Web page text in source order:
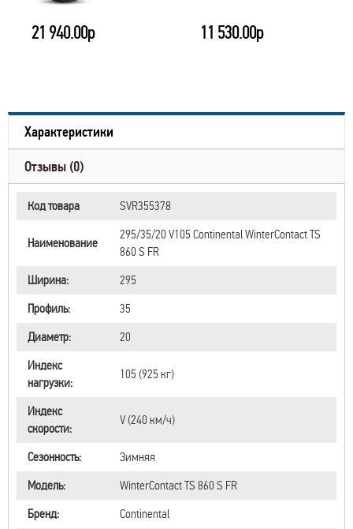
21 940.00р 11 530.00р
Характеристики
Отзывы (0)
Код товара SVR355378
Наименование
295/35/20 V105 Continental WinterContact TS
860 S FR
Ширина:
295
Профиль:
35
Диаметр:
20
Индекс
нагрузки:
105 (925 кг)
Индекс
скорости:
V (240 км/ч)
Сезонность:
Зимняя
Модель:
WinterContact TS 860 S FR
Бренд:
Continental